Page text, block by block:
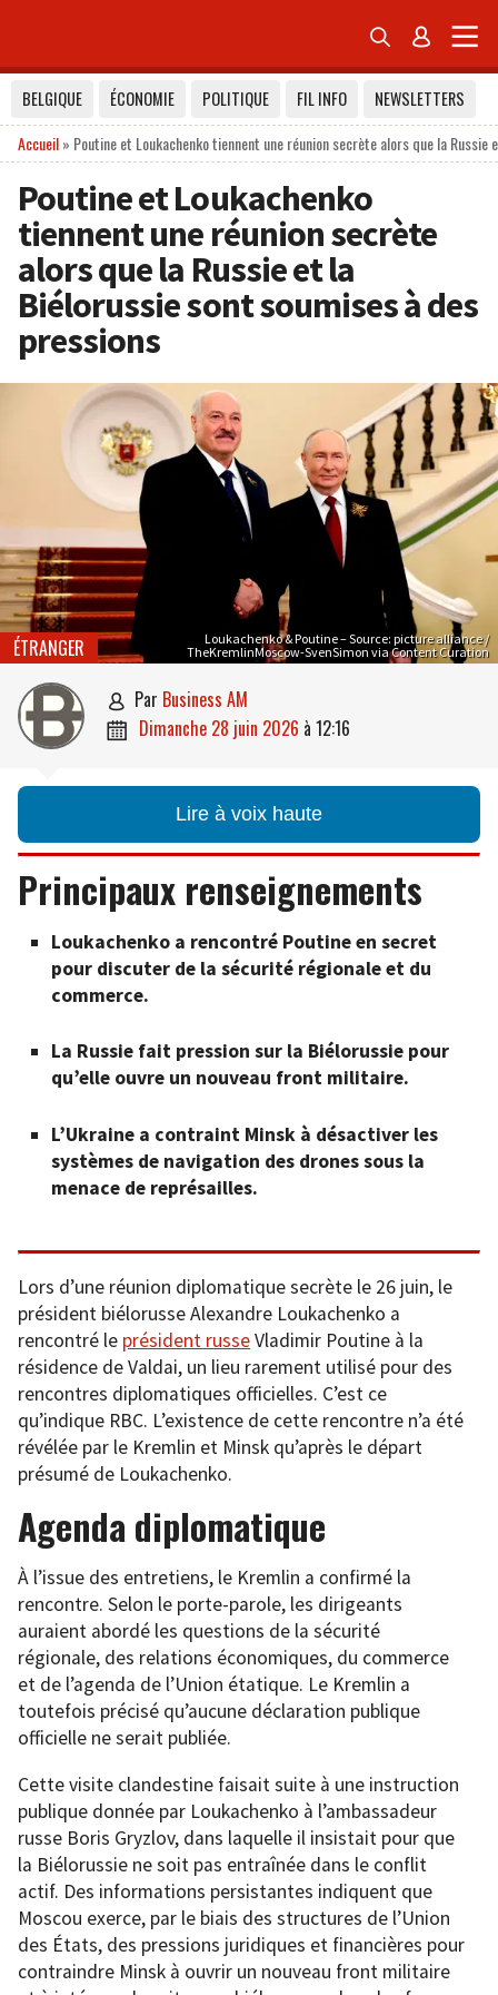
 
BELGIQUE ÉCONOMIE POLITIQUE FIL INFO
NEWSLETTERS
Accueil» Poutine et Loukachenko tiennent une réunion secrète alors que la
Poutine et Loukachenko
tiennent une réunion secrète
alors que la Russie et la
Biélorussie sont soumises à des
pressions
Loukachenko & Poutine – Source: picture alliance /
TheKremlinMoscow-SvenSimon via Content Curation
ÉTRANGER
 par Business AM
 dimanche 28 juin 2026 à 12:16
Lire à voix haute
Principaux renseignements
Loukachenko a rencontré Poutine en secret
pour discuter de la sécurité régionale et du
commerce.
La Russie fait pression sur la Biélorussie pour
qu’elle ouvre un nouveau front militaire.
L’Ukraine a contraint Minsk à désactiver les
systèmes de navigation des drones sous la
menace de représailles.
Lors d’une réunion diplomatique secrète le 26 juin, le
président biélorusse Alexandre Loukachenko a
rencontré le président russeVladimir Poutine à la
résidence de Valdai, un lieu rarement utilisé pour des
rencontres diplomatiques officielles. C’est ce
qu’indique RBC. L’existence de cette rencontre n’a été
révélée par le Kremlin et Minsk qu’après le départ
présumé de Loukachenko.
Agenda diplomatique
À l’issue des entretiens, le Kremlin a confirmé la
rencontre. Selon le porte-parole, les dirigeants
auraient abordé les questions de la sécurité
régionale, des relations économiques, du commerce
et de l’agenda de l’Union étatique. Le Kremlin a
toutefois précisé qu’aucune déclaration publique
officielle ne serait publiée.
Cette visite clandestine faisait suite à une instruction
publique donnée par Loukachenko à l’ambassadeur
russe Boris Gryzlov, dans laquelle il insistait pour que
la Biélorussie ne soit pas entraînée dans le conflit
actif. Des informations persistantes indiquent que
Moscou exerce, par le biais des structures de l’Union
des États, des pressions juridiques et financières pour
contraindre Minsk à ouvrir un nouveau front militaire